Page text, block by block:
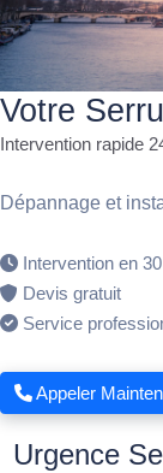
Votre
Intervention rapide
Dépannage et
Intervention en
Devis gratuit
Service
Appeler
Urgence